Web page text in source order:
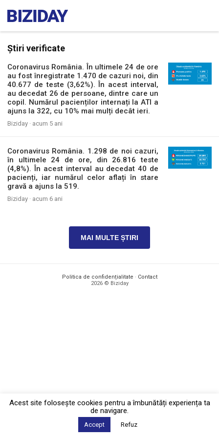
Știri verificate
Coronavirus România. În ultimele 24 de ore
au fost înregistrate 1.470 de cazuri noi, din
40.677 de teste (3,62%). În acest interval,
au decedat 26 de persoane, dintre care un
copil. Numărul pacienților internați la ATI a
ajuns la 322, cu 10% mai mulți decât ieri.
Biziday · acum 5 ani
Coronavirus România. 1.298 de noi cazuri,
în ultimele 24 de ore, din 26.816 teste
(4,8%). În acest interval au decedat 40 de
pacienți, iar numărul celor aflați în stare
gravă a ajuns la 519.
Biziday · acum 6 ani
MAI MULTE ȘTIRI
Politica de confidențialitate · Contact
2026 © Biziday
Acest site foloseşte cookies pentru a îmbunătăți experiența ta
de navigare.
Accept Refuz